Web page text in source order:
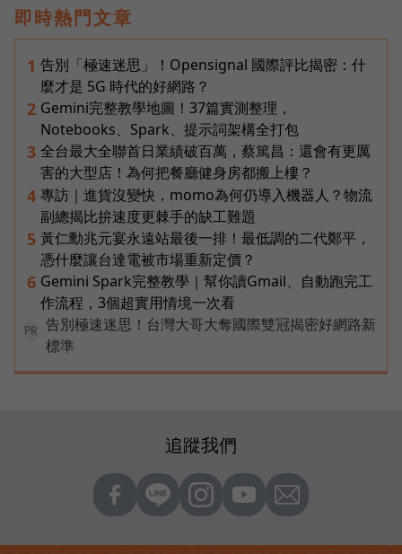
即時熱門文章
1 告別「極速迷思」！Opensignal 國際評比揭密：什
麼才是 5G 時代的好網路？
2 Gemini完整教學地圖！37篇實測整理，
Notebooks、Spark、提示詞架構全打包
3 全台最大全聯首日業績破百萬，蔡篤昌：還會有更厲
害的大型店！為何把餐廳健身房都搬上樓？
4 專訪｜進貨沒變快，momo為何仍導入機器人？物流
副總揭比拚速度更棘手的缺工難題
5 黃仁勳兆元宴永遠站最後一排！最低調的二代鄭平，
憑什麼讓台達電被市場重新定價？
6 Gemini Spark完整教學｜幫你讀Gmail、自動跑完工
作流程，3個超實用情境一次看
PR
告別極速迷思！台灣大哥大奪國際雙冠揭密好網路新
標準
追蹤我們